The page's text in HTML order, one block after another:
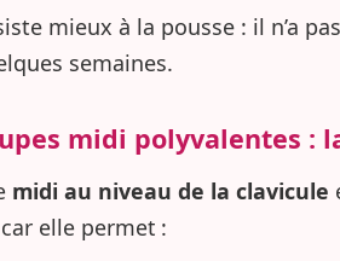
mieux à la pousse : il n’a
semaines.
midi polyvalentes :
midi au niveau de la clavicule
elle permet :